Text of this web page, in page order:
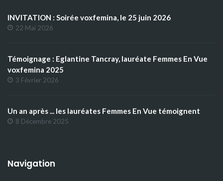
INVITATION : Soirée voxfemina, le 25 juin 2026
22 Mai 2026
Témoignage : Eglantine Tancray, lauréate Femmes En Vue
voxfemina 2025
3 Février 2026
Un an après ... les lauréates Femmes En Vue témoignent
8 Décembre 2025
Navigation